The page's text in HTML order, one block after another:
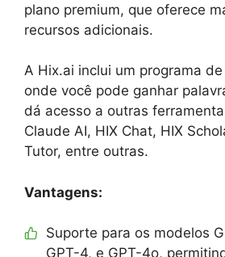
plano premium, que oferece
recursos adicionais.
A Hix.ai inclui um programa
onde você pode ganhar
dá acesso a outras
Claude AI, HIX Chat, HIX
Tutor, entre outras.
Vantagens:
Suporte para os modelos
GPT-4, e GPT-4o,